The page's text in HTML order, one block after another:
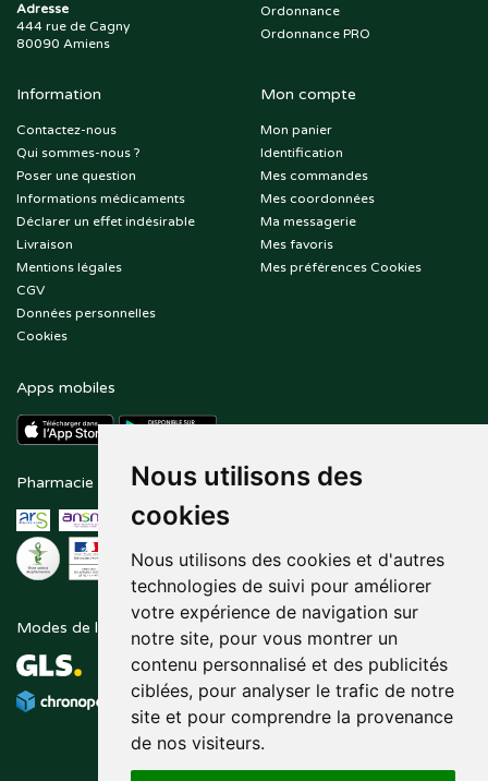
Nous utilisons des
cookies
Nous utilisons des cookies et d'autres
technologies de suivi pour améliorer
votre expérience de navigation sur
notre site, pour vous montrer un
contenu personnalisé et des publicités
ciblées, pour analyser le trafic de notre
site et pour comprendre la provenance
de nos visiteurs.
Adresse
444 rue de Cagny
80090 Amiens
Ordonnance
Ordonnance PRO
Information
Contactez-nous
Qui sommes-nous ?
Poser une question
Informations médicaments
Déclarer un effet indésirable
Livraison
Mentions légales
CGV
Données personnelles
Cookies
Mon compte
Mon panier
Identification
Mes commandes
Mes coordonnées
Ma messagerie
Mes favoris
Mes préférences Cookies
Apps mobiles
Pharmacie en ligne agréée Paiement sécurisé
Modes de livraison Suivez-nous sur